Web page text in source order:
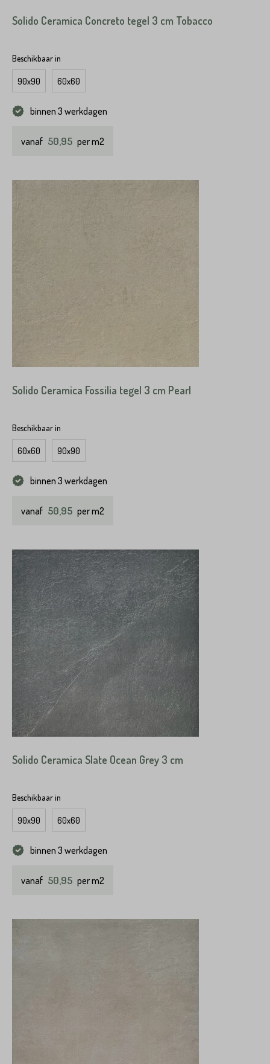
Solido Ceramica Concreto tegel 3 cm Tobacco
Beschikbaar in
90x90 60x60
binnen 3 werkdagen
vanaf 50,95 per m2
Solido Ceramica Fossilia tegel 3 cm Pearl
Beschikbaar in
60x60 90x90
binnen 3 werkdagen
vanaf 50,95 per m2
Solido Ceramica Slate Ocean Grey 3 cm
Beschikbaar in
90x90 60x60
binnen 3 werkdagen
vanaf 50,95 per m2